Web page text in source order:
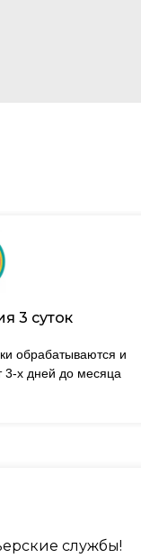
обрабатываются и
3-х дней до месяца
3 суток
службы!